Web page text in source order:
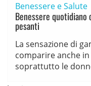
Benessere e Salute
Benessere quotidiano
pesanti
La sensazione di
comparire anche
soprattutto le